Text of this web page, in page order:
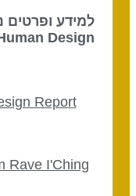
למידע ופרטים
Design
Report
Rave I'Ching